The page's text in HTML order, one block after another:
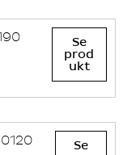
Se
prod
ukt
Se